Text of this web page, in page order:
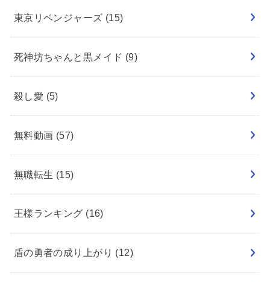
東京リベンジャーズ (15)
死神坊ちゃんと黒メイド (9)
殺し愛 (5)
無料動画 (57)
無職転生 (15)
王様ランキング (16)
盾の勇者の成り上がり (12)